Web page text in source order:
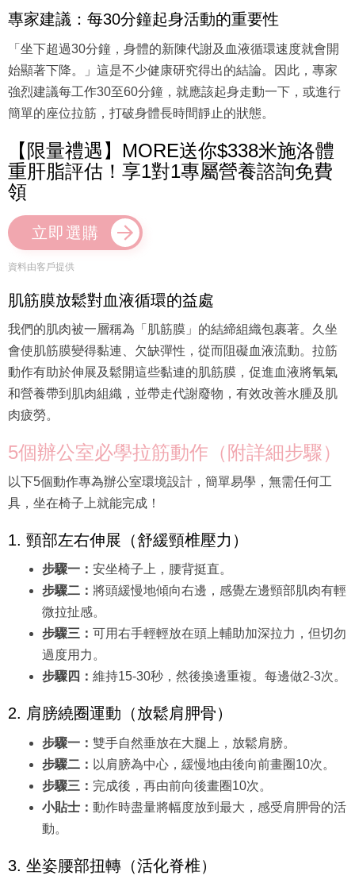
專家建議：每30分鐘起身活動的重要性
「坐下超過30分鐘，身體的新陳代謝及血液循環速度就會開
始顯著下降。」這是不少健康研究得出的結論。因此，專家
強烈建議每工作30至60分鐘，就應該起身走動一下，或進行
簡單的座位拉筋，打破身體長時間靜止的狀態。
【限量禮遇】MORE送你$338米施洛體
重肝脂評估！享1對1專屬營養諮詢免費
領
立即選購
資料由客戶提供
肌筋膜放鬆對血液循環的益處
我們的肌肉被一層稱為「肌筋膜」的結締組織包裹著。久坐
會使肌筋膜變得黏連、欠缺彈性，從而阻礙血液流動。拉筋
動作有助於伸展及鬆開這些黏連的肌筋膜，促進血液將氧氣
和營養帶到肌肉組織，並帶走代謝廢物，有效改善水腫及肌
肉疲勞。
5個辦公室必學拉筋動作（附詳細步驟）
以下5個動作專為辦公室環境設計，簡單易學，無需任何工
具，坐在椅子上就能完成！
1. 頸部左右伸展（舒緩頸椎壓力）
步驟一： 安坐椅子上，腰背挺直。
步驟二： 將頭緩慢地傾向右邊，感覺左邊頸部肌肉有輕
微拉扯感。
步驟三： 可用右手輕輕放在頭上輔助加深拉力，但切勿
過度用力。
步驟四： 維持15-30秒，然後換邊重複。每邊做2-3次。
2. 肩膀繞圈運動（放鬆肩胛骨）
步驟一： 雙手自然垂放在大腿上，放鬆肩膀。
步驟二： 以肩膀為中心，緩慢地由後向前畫圈10次。
步驟三： 完成後，再由前向後畫圈10次。
小貼士： 動作時盡量將幅度放到最大，感受肩胛骨的活
動。
3. 坐姿腰部扭轉（活化脊椎）